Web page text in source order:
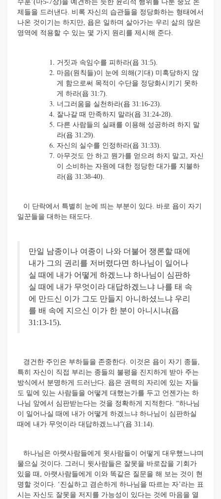
수훈’(마5-7장)을 예견하는 듯한 윤리적 행위를 다룬 중요 논
제들을 드러낸다. 비록 자신의 습관들을 정당화하는 형태에서
나온 것이기는 하지만, 욥은 일하며 살아가는 우리 삶의 많은
영역에 적용할 수 있는 몇 가지 원리를 제시해 준다.
거짓과 속임수를 피하라(욥 31:5).
마음(원칙들)이 눈에 의해(기대) 미혹당하지 않
게 함으로써 목적이 수단을 정당화시키기 못하
게 하라(욥 31:7).
너그러움을 실천하라(욥 31:16-23).
잘나갈 때 만족하지 말라(욥 31:24-28).
다른 사람들의 실패를 이용해 성공하려 하지 말
라(욥 31:29).
자신의 실수를 인정하라(욥 31:33).
아무것도 안 하고 뭔가를 얻으려 하지 말고, 자신
이 소비하는 자원에 대한 정당한 대가를 지불하
라(욥 31:38-40).
이 단락에서 특별히 눈에 띄는 부분이 있다. 바로 욥이 자기
일꾼들을 대하는 태도다.
만일 남종이나 여종이 나와 더불어 쟁론할 때에
내가 그의 권리를 저버렸다면 하나님이 일어나
실 때에 내가 어떻게 하겠느냐 하나님이 심판하
실 때에 내가 무엇이라 대답하겠느냐 나를 태 속
에 만드신 이가 그도 만들지 아니하셨느냐 우리
를 배 속에 지으신 이가 한 분이 아니시냐(욥
31:13-15).
경건한 주인은 부하들을 존중한다. 이것은 욥이 자기 종들,
특히 자신이 직접 부리는 종들의 불평을 진지하게 받아 주는
방식에서 분명하게 드러난다. 욥은 권력의 자리에 있는 자들
도 밑에 있는 사람들을 어떻게 대했는가를 두고 언젠가는 하
나님 앞에서 심판받는다는 것을 정확하게 지적한다. “하나님
이 일어나실 때에 내가 어떻게 하겠느냐 하나님이 심판하실
때에 내가 무엇이라 대답하겠느냐”(욥 31:14).
하나님은 아랫사람들에게 윗사람들이 어떻게 대우했느냐며
물으실 것이다. 그러니 윗사람들은 잘못을 바로잡을 기회가
있을 때, 아랫사람들에게 이와 똑같은 질문을 해 보는 것이 현
명할 것이다. ‘진실하고 겸손하게 하나님을 따르는 자’라는 표
시는 자신도 잘못을 저지를 가능성이 있다는 것에 마음을 열